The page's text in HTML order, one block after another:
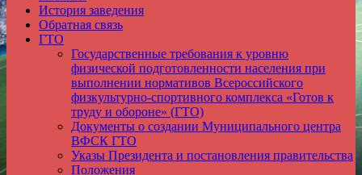
История заведения
Обратная связь
ГТО
Государственные требования к уровню
физической подготовленности населения при
выполнении нормативов Всероссийского
физкультурно-спортивного комплекса «Готов к
труду и обороне» (ГТО)
Документы о создании Муниципального центра
ВФСК ГТО
Указы Президента и постановления правительства
Положения